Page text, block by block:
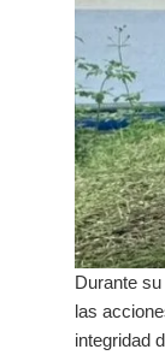
Durante
las
integridad